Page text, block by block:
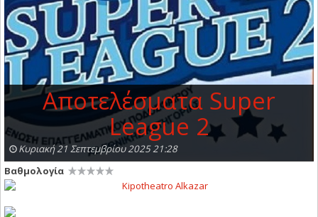
Αποτελέσματα Super
League 2
Κυριακή 21 Σεπτεμβρίου 2025 21:28
Βαθμολογία